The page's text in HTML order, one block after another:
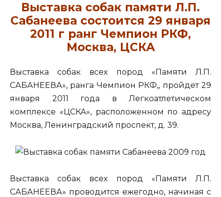
Выставка собак памяти Л.П.
Сабанеева состоится 29 января
2011 г ранг Чемпион РКФ,
Москва, ЦСКА
Выставка собак всех пород «Памяти Л.П.
САБАНЕЕВА», ранга Чемпион РКФ,, пройдет 29
января 2011 года в Легкоатлетическом
комплексе «ЦСКА», расположенном по адресу
Москва, Ленинградский проспект, д. 39.
Выставка собак всех пород «Памяти Л.П.
САБАНЕЕВА» проводится ежегодно, начиная с